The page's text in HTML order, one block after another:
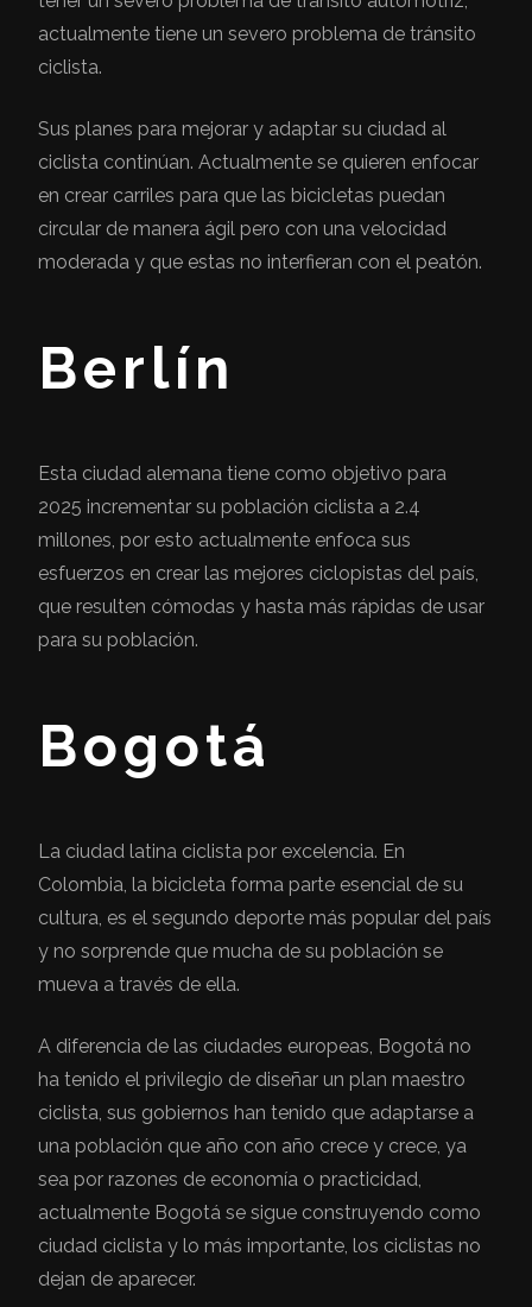
actualmente tiene un severo problema de tránsito
ciclista.
Sus planes para mejorar y adaptar su ciudad al
ciclista continúan. Actualmente se quieren enfocar
en crear carriles para que las bicicletas puedan
circular de manera ágil pero con una velocidad
moderada y que estas no interfieran con el peatón.
Berlín
Esta ciudad alemana tiene como objetivo para
2025 incrementar su población ciclista a 2.4
millones, por esto actualmente enfoca sus
esfuerzos en crear las mejores ciclopistas del país,
que resulten cómodas y hasta más rápidas de usar
para su población.
Bogotá
La ciudad latina ciclista por excelencia. En
Colombia, la bicicleta forma parte esencial de su
cultura, es el segundo deporte más popular del país
y no sorprende que mucha de su población se
mueva a través de ella.
A diferencia de las ciudades europeas, Bogotá no
ha tenido el privilegio de diseñar un plan maestro
ciclista, sus gobiernos han tenido que adaptarse a
una población que año con año crece y crece, ya
sea por razones de economía o practicidad,
actualmente Bogotá se sigue construyendo como
ciudad ciclista y lo más importante, los ciclistas no
dejan de aparecer.